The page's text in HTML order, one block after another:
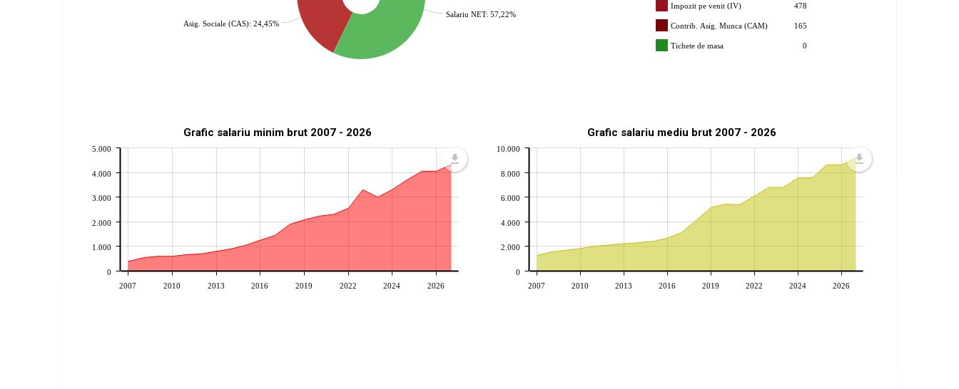
Salariu NET: 57,22%
Asig. Sociale (CAS): 24,45%
Impozit pe venit (IV) 478
Contrib. Asig. Munca (CAM) 165
Tichete de masa 0
Grafic salariu minim brut 2007 - 2026
2007 2010 2013 2016 2019 2022 2024 2026
0
1.000
2.000
3.000
4.000
5.000
Grafic salariu mediu brut 2007 - 2026
2007 2010 2013 2016 2019 2022 2024 2026
0
2.000
4.000
6.000
8.000
10.000